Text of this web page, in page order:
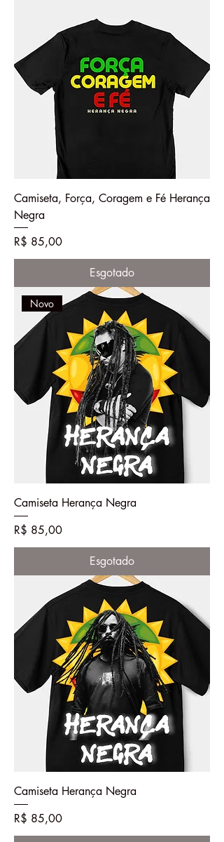
Camiseta, Força, Coragem e Fé Herança
Negra
Preço
R$ 85,00
Esgotado
Novo
Camiseta Herança Negra
Preço
R$ 85,00
Esgotado
Camiseta Herança Negra
Preço
R$ 85,00